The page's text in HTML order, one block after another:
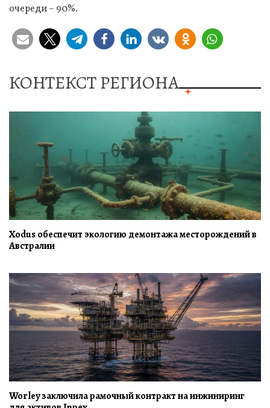
очереди – 90%.
КОНТЕКСТ РЕГИОНА
Xodus обеспечит экологию демонтажа месторождений в
Австралии
Worley заключила рамочный контракт на инжиниринг